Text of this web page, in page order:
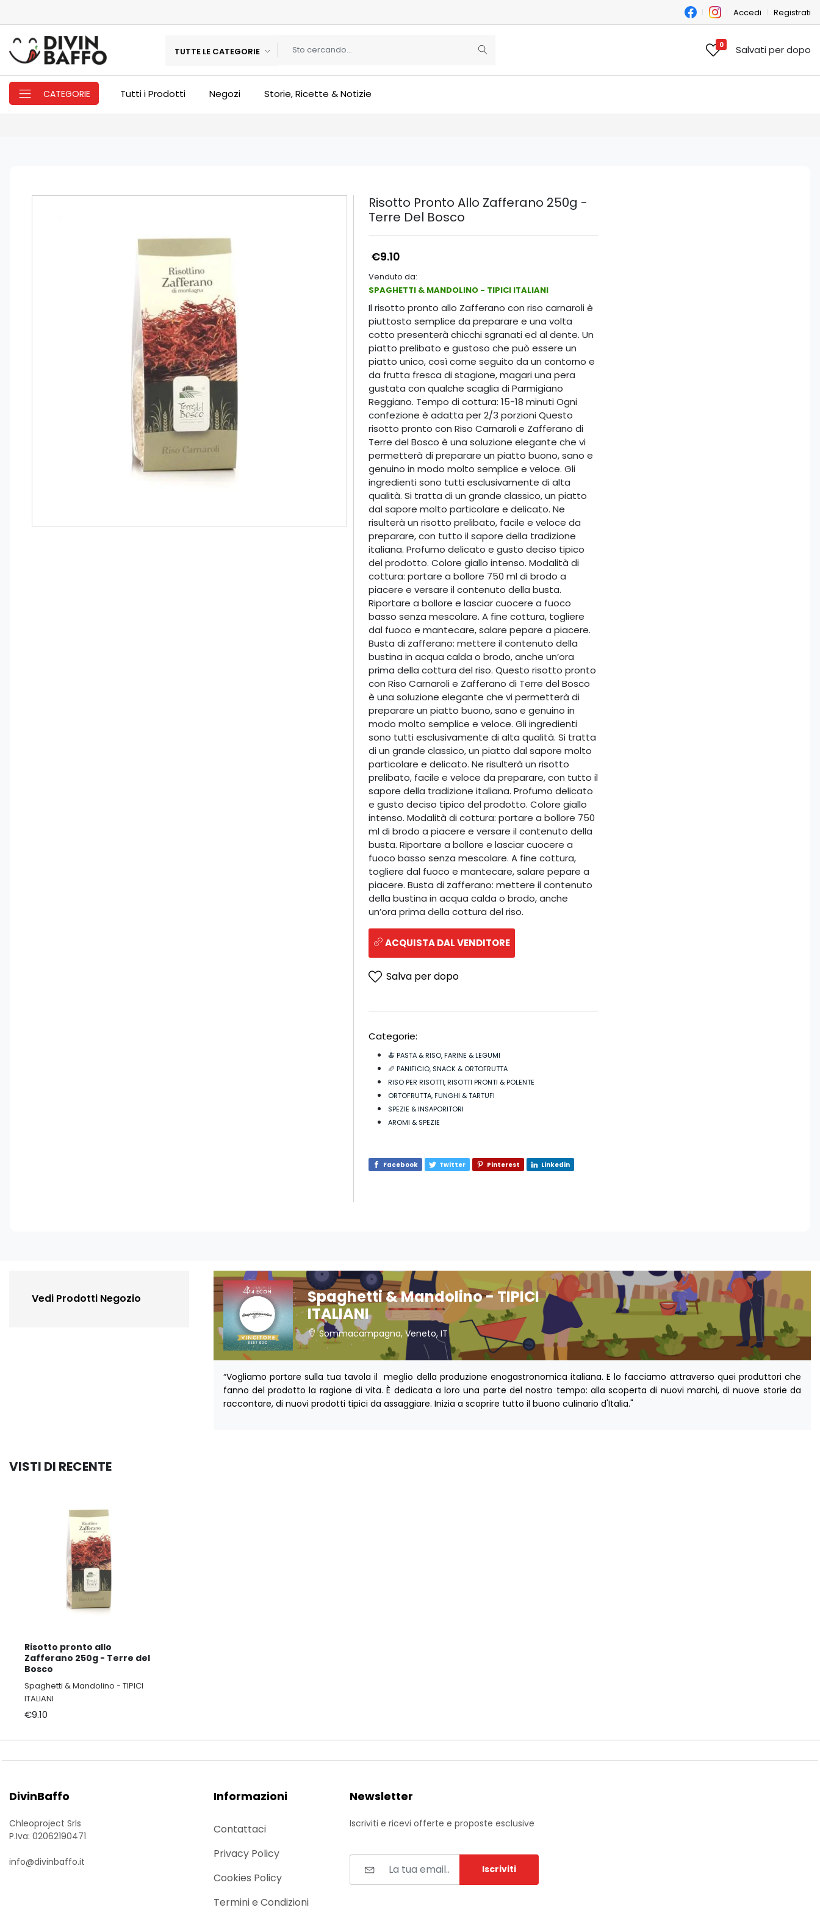
Accedi Registrati
TUTTE LE CATEGORIE
0 Salvati per dopo
CATEGORIE Tutti i Prodotti Negozi Storie, Ricette & Notizie
Risotto Pronto Allo Zafferano 250g -
Terre Del Bosco
€9.10
Venduto da:
SPAGHETTI & MANDOLINO - TIPICI ITALIANI
Il risotto pronto allo Zafferano con riso carnaroli è
piuttosto semplice da preparare e una volta
cotto presenterà chicchi sgranati ed al dente. Un
piatto prelibato e gustoso che può essere un
piatto unico, così come seguito da un contorno e
da frutta fresca di stagione, magari una pera
gustata con qualche scaglia di Parmigiano
Reggiano. Tempo di cottura: 15-18 minuti Ogni
confezione è adatta per 2/3 porzioni Questo
risotto pronto con Riso Carnaroli e Zafferano di
Terre del Bosco è una soluzione elegante che vi
permetterà di preparare un piatto buono, sano e
genuino in modo molto semplice e veloce. Gli
ingredienti sono tutti esclusivamente di alta
qualità. Si tratta di un grande classico, un piatto
dal sapore molto particolare e delicato. Ne
risulterà un risotto prelibato, facile e veloce da
preparare, con tutto il sapore della tradizione
italiana. Profumo delicato e gusto deciso tipico
del prodotto. Colore giallo intenso. Modalità di
cottura: portare a bollore 750 ml di brodo a
piacere e versare il contenuto della busta.
Riportare a bollore e lasciar cuocere a fuoco
basso senza mescolare. A fine cottura, togliere
dal fuoco e mantecare, salare pepare a piacere.
Busta di zafferano: mettere il contenuto della
bustina in acqua calda o brodo, anche un’ora
prima della cottura del riso. Questo risotto pronto
con Riso Carnaroli e Zafferano di Terre del Bosco
è una soluzione elegante che vi permetterà di
preparare un piatto buono, sano e genuino in
modo molto semplice e veloce. Gli ingredienti
sono tutti esclusivamente di alta qualità. Si tratta
di un grande classico, un piatto dal sapore molto
particolare e delicato. Ne risulterà un risotto
prelibato, facile e veloce da preparare, con tutto il
sapore della tradizione italiana. Profumo delicato
e gusto deciso tipico del prodotto. Colore giallo
intenso. Modalità di cottura: portare a bollore 750
ml di brodo a piacere e versare il contenuto della
busta. Riportare a bollore e lasciar cuocere a
fuoco basso senza mescolare. A fine cottura,
togliere dal fuoco e mantecare, salare pepare a
piacere. Busta di zafferano: mettere il contenuto
della bustina in acqua calda o brodo, anche
un’ora prima della cottura del riso.
ACQUISTA DAL VENDITORE
Salva per dopo
Categorie:
🍝 PASTA & RISO, FARINE & LEGUMI
🥖 PANIFICIO, SNACK & ORTOFRUTTA
RISO PER RISOTTI, RISOTTI PRONTI & POLENTE
ORTOFRUTTA, FUNGHI & TARTUFI
SPEZIE & INSAPORITORI
AROMI & SPEZIE
Facebook Twitter Pinterest Linkedin
Vedi Prodotti Negozio
Spaghetti & Mandolino - TIPICI
ITALIANI
Sommacampagna, Veneto, IT
“Vogliamo portare sulla tua tavola il meglio della produzione enogastronomica italiana. E lo facciamo attraverso quei produttori che
fanno del prodotto la ragione di vita. È dedicata a loro una parte del nostro tempo: alla scoperta di nuovi marchi, di nuove storie da
raccontare, di nuovi prodotti tipici da assaggiare. Inizia a scoprire tutto il buono culinario d'Italia."
VISTI DI RECENTE
Risotto pronto allo
Zafferano 250g - Terre del
Bosco
Spaghetti & Mandolino - TIPICI
ITALIANI
€9.10
DivinBaffo
Chleoproject Srls
P.Iva: 02062190471
info@divinbaffo.it
Informazioni
Contattaci
Privacy Policy
Cookies Policy
Termini e Condizioni
Newsletter
Iscriviti e ricevi offerte e proposte esclusive
Iscriviti